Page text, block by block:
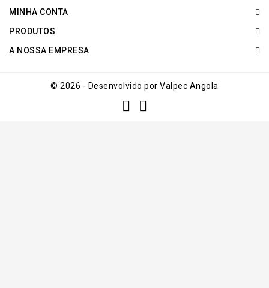
MINHA CONTA
PRODUTOS
A NOSSA EMPRESA
© 2026 - Desenvolvido por Valpec Angola